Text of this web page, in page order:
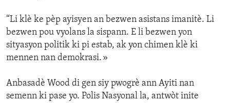
“Li klè ke pèp ayisyen an bezwen asistans imanitè. Li
bezwen pou vyolans la sispann. E li bezwen yon
sityasyon politik ki pi estab, ak yon chimen klè ki
mennen nan demokrasi. »
Anbasadè Wood di gen siy pwogrè ann Ayiti nan
semenn ki pase yo. Polis Nasyonal la, antwòt inite